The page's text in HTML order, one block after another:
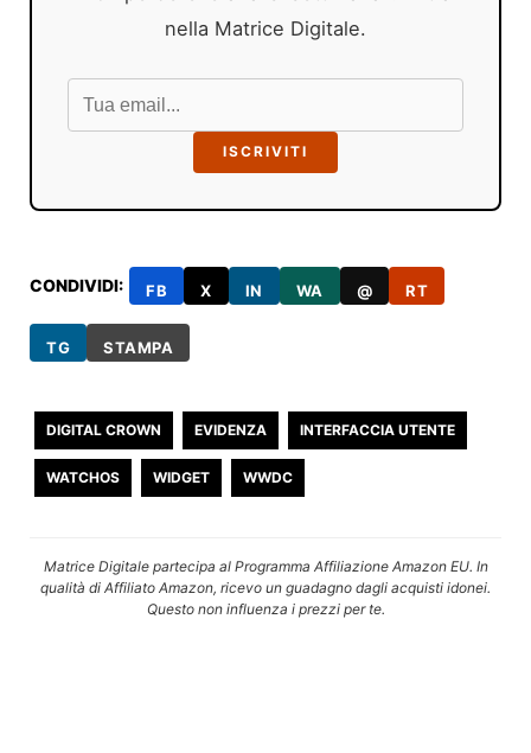
nella Matrice Digitale.
ISCRIVITI
CONDIVIDI: FB X IN WA @ RT
TG STAMPA
DIGITAL CROWN EVIDENZA INTERFACCIA UTENTE
WATCHOS WIDGET WWDC
Matrice Digitale partecipa al Programma Affiliazione Amazon EU. In
qualità di Affiliato Amazon, ricevo un guadagno dagli acquisti idonei.
Questo non influenza i prezzi per te.